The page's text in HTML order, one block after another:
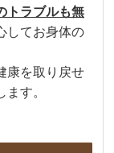
トラブルも無
してお身体の
康を取り戻せ
す。